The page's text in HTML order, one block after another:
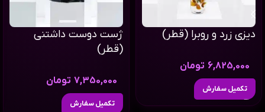
دیزی زرد و روبرا (قطر)
6,825,000 تومان
تکمیل سفارش
ژست دوست داشتنی
(قطر)
7,350,000 تومان
تکمیل سفارش